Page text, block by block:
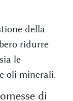
della
ridurre
le
oli minerali.
di